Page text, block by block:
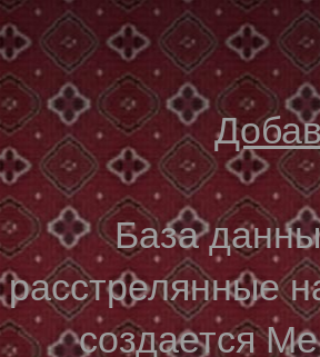
База
расстрелянные
создается